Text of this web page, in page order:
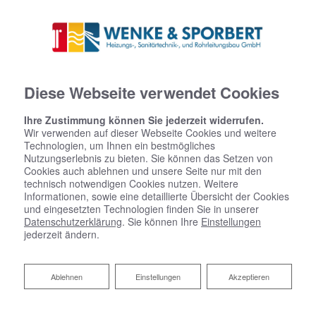
Service
Neben der Installation und Renovierung
vonHeizungen,Wärmepumpen,sanitärer
EinrichtungenundSolarenergieanlagenbieten wir
noch andere Dienstleistungen an.
Unser Unternehmen deckt mit seinem Service,
welcherRohrreinigung
Kunden von Belangen sein könnten.
Diese Webseite verwendet Cookies
Ihre Zustimmung können Sie jederzeit widerrufen.
Wir verwenden auf dieser Webseite Cookies und weitere
Technologien, um Ihnen ein bestmögliches
Nutzungserlebnis zu bieten. Sie können das Setzen von
Cookies auch ablehnen und unsere Seite nur mit den
technisch notwendigen Cookies nutzen. Weitere
Informationen, sowie eine detaillierte Übersicht der Cookies
und eingesetzten Technologien finden Sie in unserer
Datenschutzerklärung. Sie können Ihre Einstellungen
jederzeit ändern.
Akzeptieren
Einstellungen
Ablehnen
Ablehnen